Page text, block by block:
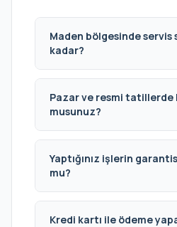
Maden bölgesinde servis
kadar?
Pazar ve resmi
musunuz?
Yaptığınız işlerin
mu?
Kredi kartı ile ödeme